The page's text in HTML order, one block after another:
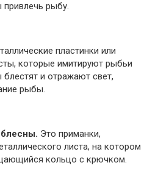
рыбу.
пластинки или
которые имитируют рыбьи
и отражают свет,
рыбы.
Это приманки,
листа, на котором
кольцо с крючком.